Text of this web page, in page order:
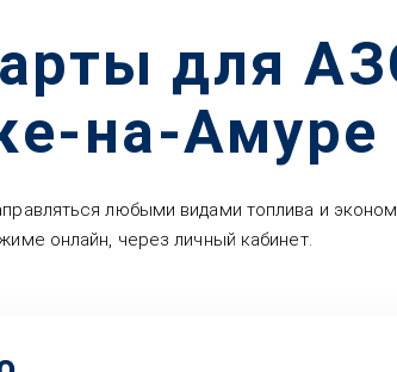
для
на-Амуре
любыми видами топлива и
онлайн, через личный кабинет.